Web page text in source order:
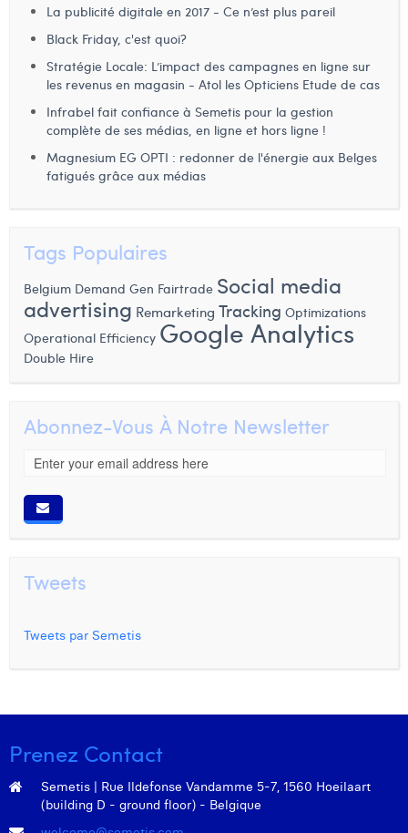
La publicité digitale en 2017 - Ce n’est plus pareil
Black Friday, c'est quoi?
Stratégie Locale: L’impact des campagnes en ligne sur
les revenus en magasin - Atol les Opticiens Etude de cas
Infrabel fait confiance à Semetis pour la gestion
complète de ses médias, en ligne et hors ligne !
Magnesium EG OPTI : redonner de l'énergie aux Belges
fatigués grâce aux médias
Tags Populaires
Belgium Demand Gen Fairtrade Social media
advertising Remarketing Tracking Optimizations
Operational Efficiency Google Analytics
Double Hire
Abonnez-Vous À Notre Newsletter
Tweets
Tweets par Semetis
Prenez Contact
Semetis | Rue Ildefonse Vandamme 5-7, 1560 Hoeilaart
(building D - ground floor) - Belgique